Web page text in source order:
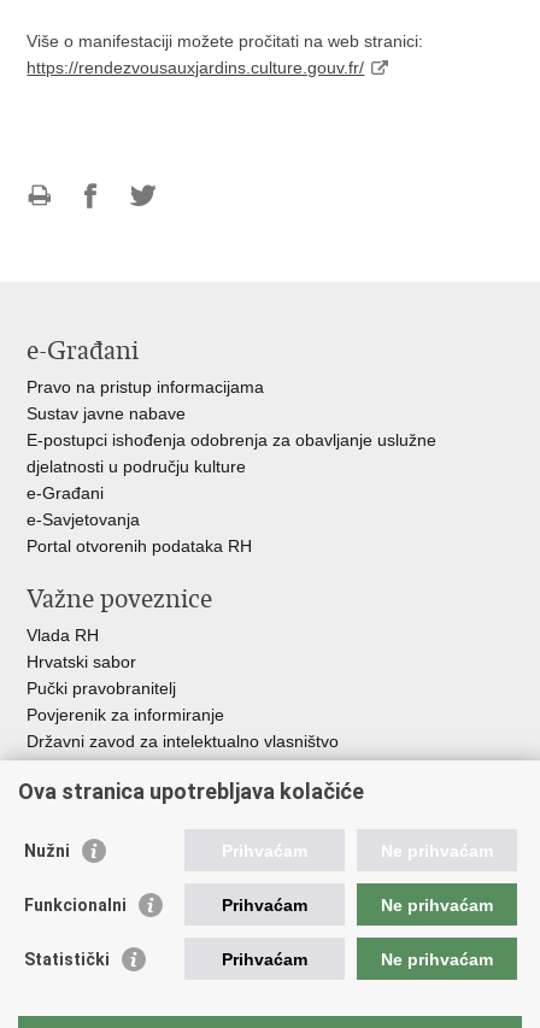
Više o manifestaciji možete pročitati na web stranici:
https://rendezvousauxjardins.culture.gouv.fr/
e-Građani
Pravo na pristup informacijama
Sustav javne nabave
E-postupci ishođenja odobrenja za obavljanje uslužne
djelatnosti u području kulture
e-Građani
e-Savjetovanja
Portal otvorenih podataka RH
Važne poveznice
Vlada RH
Hrvatski sabor
Pučki pravobranitelj
Povjerenik za informiranje
Državni zavod za intelektualno vlasništvo
HAKOM
Ostale poveznice
Hrvatski audiovizualni centar
Creative Europe
EU National Institutes for Culture
Ova stranica upotrebljava kolačiće
Nužni Prihvaćam Ne prihvaćam
Funkcionalni Prihvaćam Ne prihvaćam
Statistički Prihvaćam Ne prihvaćam